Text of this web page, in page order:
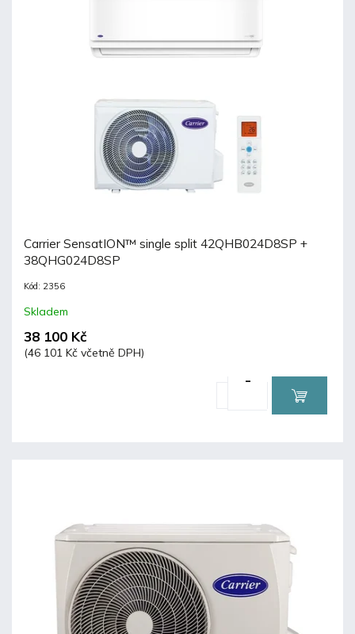
Carrier SensatION™ single split 42QHB024D8SP +
38QHG024D8SP
Skladem
Kód: 2356
38 100 Kč
(46 101 Kč včetně DPH)